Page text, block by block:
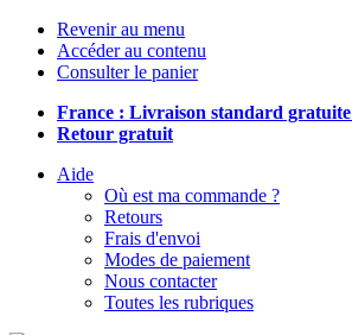
Revenir au menu
Accéder au contenu
Consulter le panier
France : Livraison standard gratuite
Retour gratuit
Aide
Où est ma commande ?
Retours
Frais d'envoi
Modes de paiement
Nous contacter
Toutes les rubriques